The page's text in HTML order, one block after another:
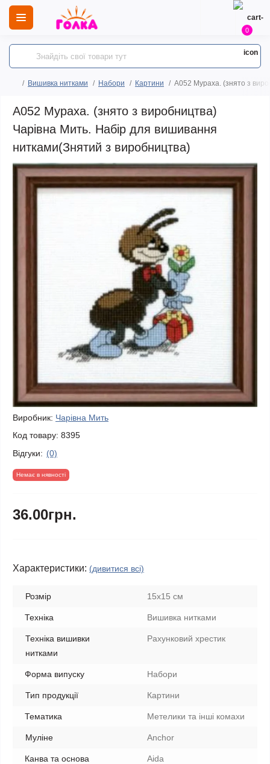
0
Вишивка нитками Набори Картини А052 Мураха. (знято з
А052 Мураха. (знято з виробництва)
Чарівна Мить. Набір для вишивання
нитками(Знятий з виробництва)
Виробник: Чарівна Мить
Код товару: 8395
Відгуки: (0)
Немає в нявності
36.00грн.
Характеристики: (дивитися всі)
Розмір 15x15 см
Техніка Вишивка нитками
Техніка вишивки
нитками
Рахунковий хрестик
Форма випуску Набори
Тип продукції Картини
Тематика Метелики та інші комахи
Муліне Anchor
Канва та основа Aida